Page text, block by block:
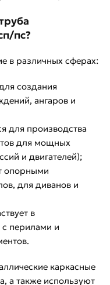
пс?
в различных сферах:
создания
ангаров и
для производства
для мощных
и двигателей);
опорными
для диванов и
в
с перилами и
каркасные
а также используют